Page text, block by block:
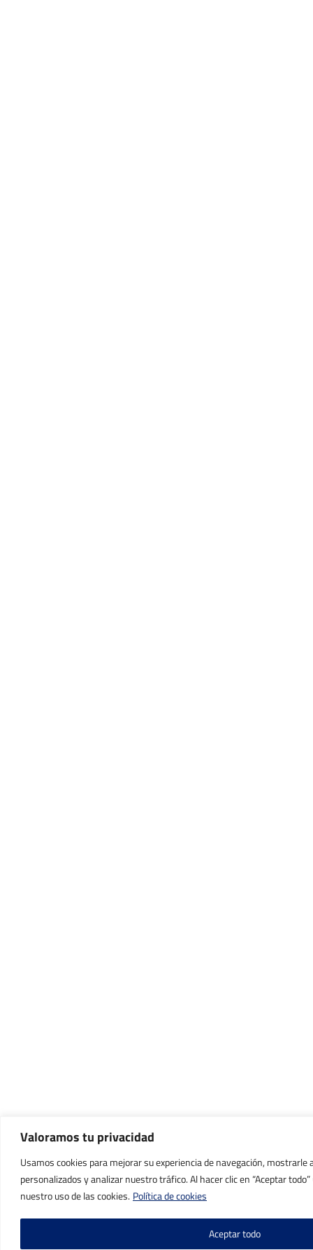
Valoramos tu privacidad
Usamos cookies para mejorar su experiencia de navegación, mostrarle
personalizados y analizar nuestro tráfico. Al hacer clic en “Aceptar
nuestro uso de las cookies. Política de cookies
Aceptar todo